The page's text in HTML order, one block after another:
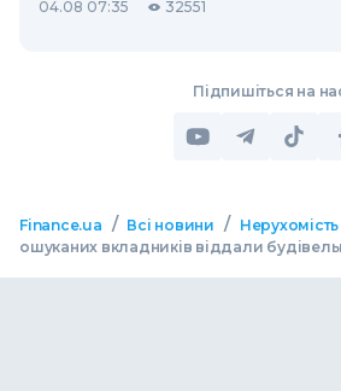
04.08 07:35 32551
Підпишіться на
Finance.ua / Всі новини / Нерухомість
ошуканих вкладників віддали